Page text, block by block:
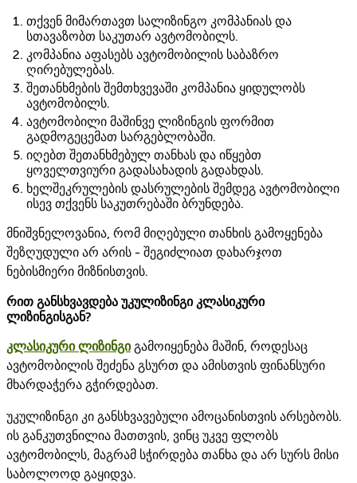
თქვენ მიმართავთ სალიზინგო კომპანიას და
სთავაზობთ საკუთარ ავტომობილს.
კომპანია აფასებს ავტომობილის საბაზრო
ღირებულებას.
შეთანხმების შემთხვევაში კომპანია ყიდულობს
ავტომობილს.
ავტომობილი მაშინვე ლიზინგის ფორმით
გადმოგეცემათ სარგებლობაში.
იღებთ შეთანხმებულ თანხას და იწყებთ
ყოველთვიური გადასახადის გადახდას.
ხელშეკრულების დასრულების შემდეგ ავტომობილი
ისევ თქვენს საკუთრებაში ბრუნდება.
მნიშვნელოვანია, რომ მიღებული თანხის გამოყენება
შეზღუდული არ არის - შეგიძლიათ დახარჯოთ
ნებისმიერი მიზნისთვის.
რით განსხვავდება უკულიზინგი კლასიკური
ლიზინგისგან?
კლასიკური ლიზინგიგამოიყენება მაშინ, როდესაც
ავტომობილის შეძენა გსურთ და ამისთვის ფინანსური
მხარდაჭერა გჭირდებათ.
უკულიზინგი კი განსხვავებული ამოცანისთვის არსებობს.
ის განკუთვნილია მათთვის, ვინც უკვე ფლობს
ავტომობილს, მაგრამ სჭირდება თანხა და არ სურს მისი
საბოლოოდ გაყიდვა.